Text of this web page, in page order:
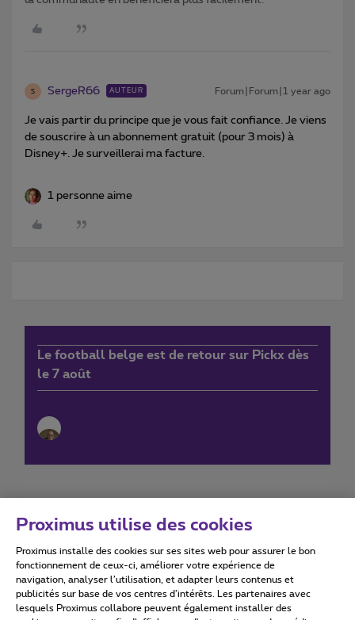
S SergeR66 AUTEUR Forum|Forum|1 year ago
Je vais partir du principe que je vous fait confiance. Je viens
de souscrire à un abonnement gratuit (pour 3 mois) à
Disney+. Je surveillerai ma facture.
1 personne aime
Le football belge est de retour sur Pickx dès
le 7 août
Conditions d'utilisation Accessibility statement
Proximus utilise des cookies
Proximus installe des cookies sur ses sites web pour assurer le bon
fonctionnement de ceux-ci, améliorer votre expérience de
navigation, analyser l’utilisation, et adapter leurs contenus et
publicités sur base de vos centres d’intérêts. Les partenaires avec
lesquels Proximus collabore peuvent également installer des